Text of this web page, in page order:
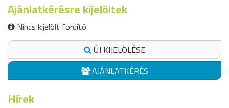
Ajánlatkérésre kijelöltek
Nincs kijelölt fordító
ÚJ KIJELÖLÉSE
AJÁNLATKÉRÉS
Hírek